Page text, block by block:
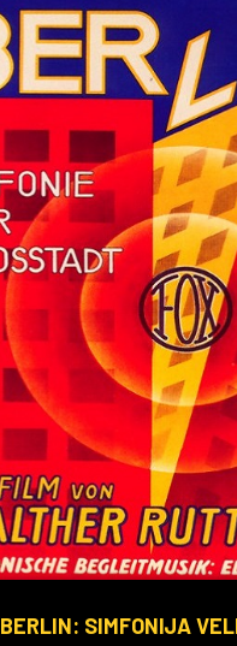
Detaljnije
BERLIN: SIMFONIJA